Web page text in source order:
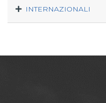
INTERNAZIONALI